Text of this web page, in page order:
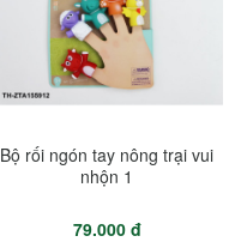
Bộ rối ngón tay nông trại vui
nhộn 1
79.000 đ